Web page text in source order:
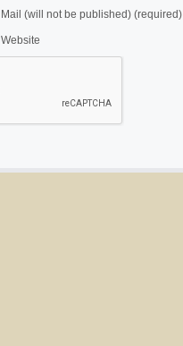
Mail (will not be published) (required)
Website